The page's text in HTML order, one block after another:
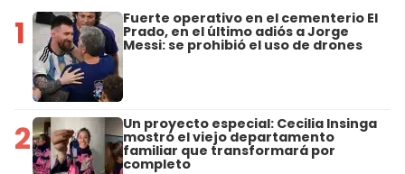
1 Fuerte operativo en el cementerio El
Prado, en el último adiós a Jorge
Messi: se prohibió el uso de drones
2 Un proyecto especial: Cecilia Insinga
mostró el viejo departamento
familiar que transformará por
completo